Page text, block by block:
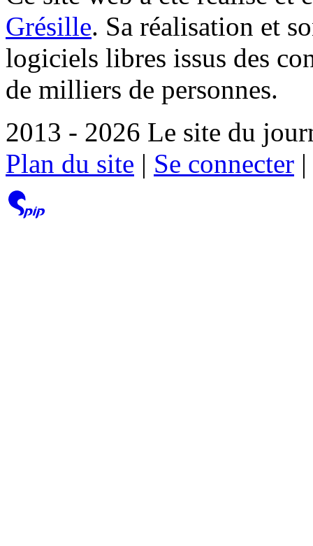
Grésille. Sa réalisation et
logiciels libres issus des
de milliers de personnes.
2013 - 2026 Le site du
Plan du site | Se connecter |